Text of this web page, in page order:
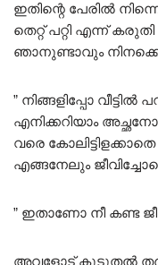
ഇതിന്റെ പേരിൽ
തെറ്റ് പറ്റി എന്ന്
ഞാനുണ്ടാവും
” നിങ്ങളിപ്പോ
എനിക്കറിയാം
വരെ
എങ്ങനേലും
” ഇതാണോ നീ കണ്ട
അവളോട് കൂടുതൽ